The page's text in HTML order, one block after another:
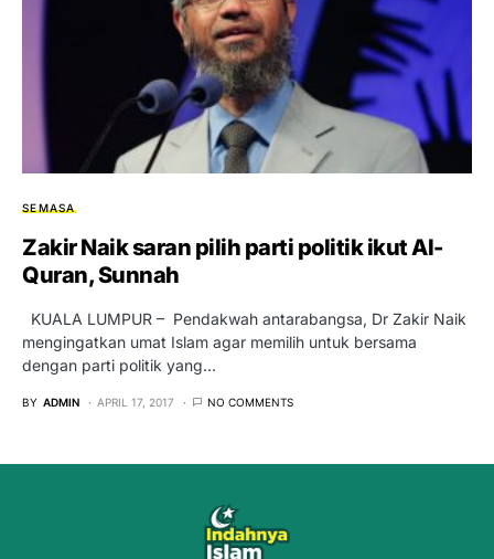
SEMASA
Zakir Naik saran pilih parti politik ikut Al-
Quran, Sunnah
KUALA LUMPUR – Pendakwah antarabangsa, Dr Zakir Naik
mengingatkan umat Islam agar memilih untuk bersama
dengan parti politik yang…
BY ADMIN APRIL 17, 2017 NO COMMENTS